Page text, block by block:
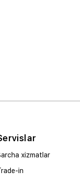
xizmatlar
in